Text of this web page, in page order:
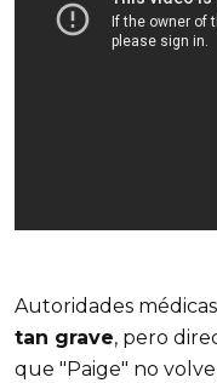
Autoridades
tan grave, pero
que "Paige" no